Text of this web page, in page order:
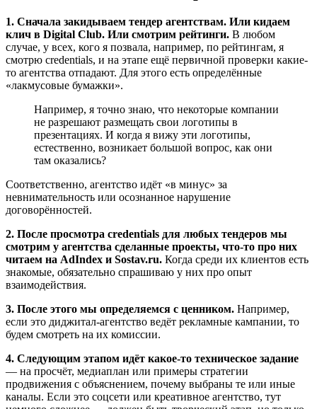
1. Сначала закидываем тендер агентствам. Или кидаем
клич в Digital Club. Или смотрим рейтинги. В любом
случае, у всех, кого я позвала, например, по рейтингам, я
смотрю credentials, и на этапе ещё первичной проверки какие-
то агентства отпадают. Для этого есть определённые
«лакмусовые бумажки».
Например, я точно знаю, что некоторые компании
не разрешают размещать свои логотипы в
презентациях. И когда я вижу эти логотипы,
естественно, возникает большой вопрос, как они
там оказались?
Соответственно, агентство идёт «в минус» за
невнимательность или осознанное нарушение
договорённостей.
2. После просмотра credentials для любых тендеров мы
смотрим у агентства сделанные проекты, что-то про них
читаем на AdIndex и Sostav.ru. Когда среди их клиентов есть
знакомые, обязательно спрашиваю у них про опыт
взаимодействия.
3. После этого мы определяемся с ценником. Например,
если это диджитал-агентство ведёт рекламные кампании, то
будем смотреть на их комиссии.
4. Следующим этапом идёт какое-то техническое задание
— на просчёт, медиаплан или примеры стратегии
продвижения с объяснением, почему выбраны те или иные
каналы. Если это соцсети или креативное агентство, тут